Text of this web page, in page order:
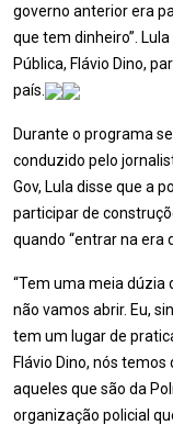
governo anterior era
que tem dinheiro”.
Pública, Flávio Dino,
país.
Durante o programa
conduzido pelo
Gov, Lula disse que a
participar de
quando “entrar na era
“Tem uma meia dúzia
não vamos abrir. Eu,
tem um lugar de
Flávio Dino, nós
aqueles que são da
organização policial